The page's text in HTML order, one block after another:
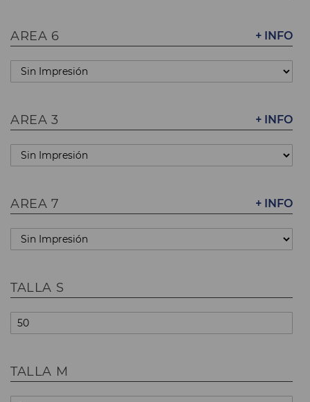
+ INFO
AREA 6
+ INFO
AREA 3
+ INFO
AREA 7
TALLA S
TALLA M